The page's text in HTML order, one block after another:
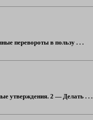
перевороты в пользу . . .
утверждения. 2 — Делать . . .